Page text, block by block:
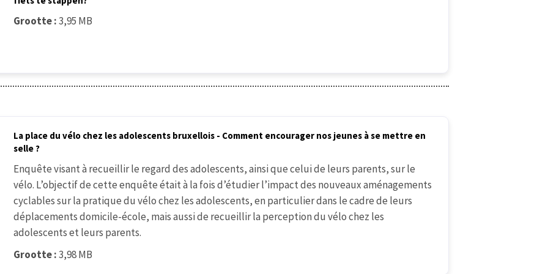
Grootte :3,95 MB
La place du vélo chez les adolescents bruxellois - Comment encourager nos jeunes à se mettre en
selle ?
Enquête visant à recueillir le regard des adolescents, ainsi que celui de leurs parents, sur le
vélo. L’objectif de cette enquête était à la fois d’étudier l’impact des nouveaux aménagements
cyclables sur la pratique du vélo chez les adolescents, en particulier dans le cadre de leurs
déplacements domicile-école, mais aussi de recueillir la perception du vélo chez les
adolescents et leurs parents.
Grootte :3,98 MB